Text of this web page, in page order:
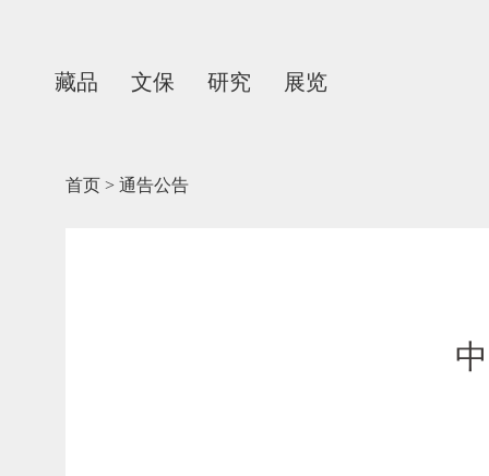
藏品 文保 研究 展览
首页 > 通告公告